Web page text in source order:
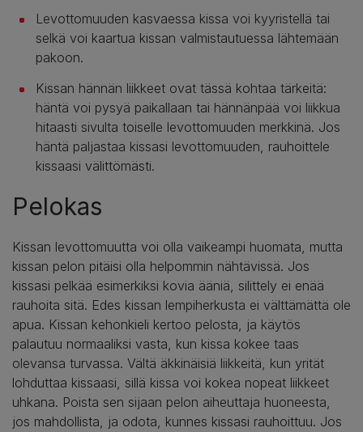
Levottomuuden kasvaessa kissa voi kyyristellä tai
selkä voi kaartua kissan valmistautuessa lähtemään
pakoon.
Kissan hännän liikkeet ovat tässä kohtaa tärkeitä:
häntä voi pysyä paikallaan tai hännänpää voi liikkua
hitaasti sivulta toiselle levottomuuden merkkinä. Jos
häntä paljastaa kissasi levottomuuden, rauhoittele
kissaasi välittömästi.
Pelokas
Kissan levottomuutta voi olla vaikeampi huomata, mutta
kissan pelon pitäisi olla helpommin nähtävissä. Jos
kissasi pelkää esimerkiksi kovia ääniä, silittely ei enää
rauhoita sitä. Edes kissan lempiherkusta ei välttämättä ole
apua. Kissan kehonkieli kertoo pelosta, ja käytös
palautuu normaaliksi vasta, kun kissa kokee taas
olevansa turvassa. Vältä äkkinäisiä liikkeitä, kun yrität
lohduttaa kissaasi, sillä kissa voi kokea nopeat liikkeet
uhkana. Poista sen sijaan pelon aiheuttaja huoneesta,
jos mahdollista, ja odota, kunnes kissasi rauhoittuu. Jos